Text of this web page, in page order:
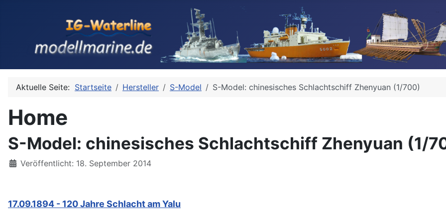
Aktuelle Seite: Startseite Hersteller S-Model S-Model: chinesisches Schlachtschiff Zhenyuan (1/700)
Home
S-Model: chinesisches Schlachtschiff Zhenyuan (1/
Details
Veröffentlicht: 18. September 2014
17.09.1894 - 120 Jahre Schlacht am Yalu